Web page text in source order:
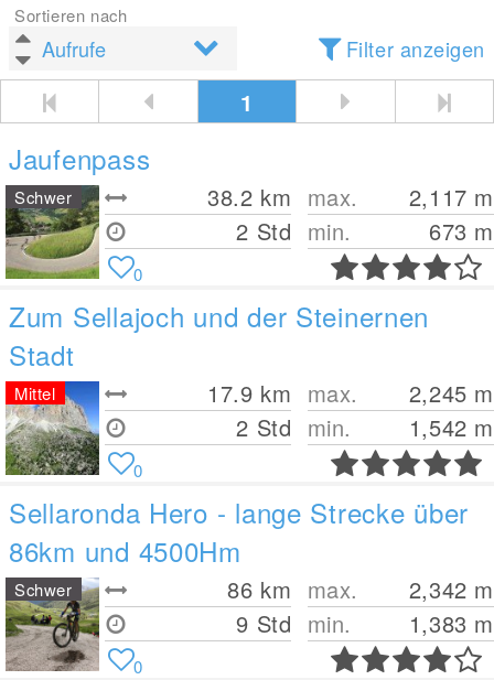
Sortieren nach
Filter anzeigen
1
Jaufenpass
38.2 km
2 Std
max. 2,117 m
min.
673 m
Schwer
0
Zum Sellajoch und der Steinernen
Stadt
17.9 km
2 Std
max. 2,245 m
min.
1,542 m
Mittel
0
Sellaronda Hero - lange Strecke über
86km und 4500Hm
86 km
9 Std
max. 2,342 m
min.
1,383 m
Schwer
0